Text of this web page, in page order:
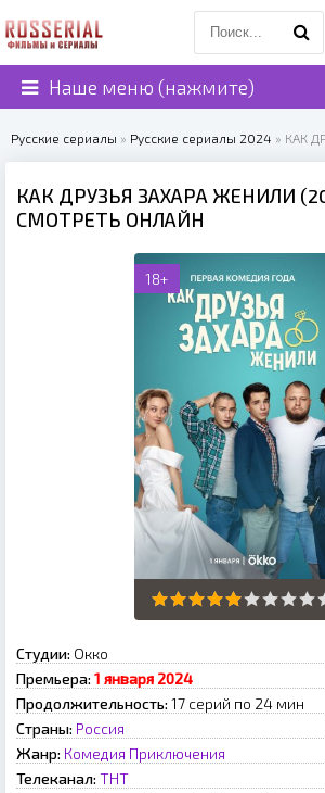
Наше меню (нажмите)
Русские сериалы » Русские сериалы 2024 » КАК
КАК ДРУЗЬЯ ЗАХАРА ЖЕНИЛИ
СМОТРЕТЬ ОНЛАЙН
18+
Студии: Окко
Премьера: 1 янвapя 2024
Продолжительность: 17 серий по 24 мин
Страны: Россия
Жанр: Комедия Приключения
Телеканал: ТНТ